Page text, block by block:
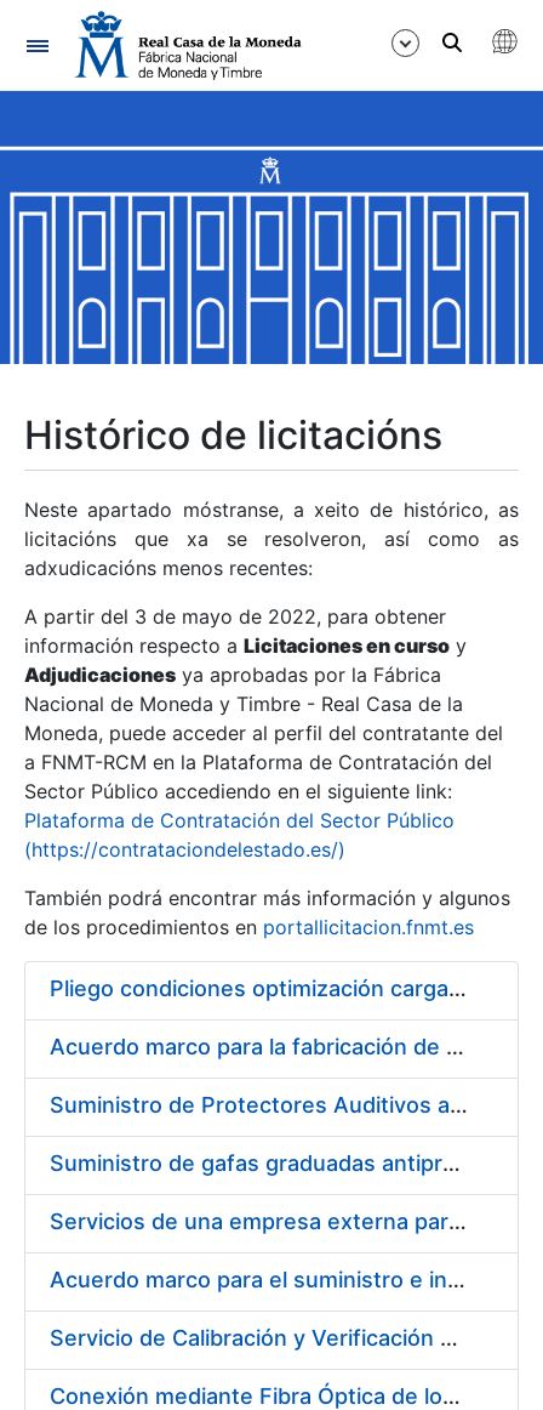
Navegación
Mostrar/Ocultar
Mostrar/Ocultar
Mostrar/Ocultar
Mostrar/Ocultar
Mostrar/Ocultar
Mostrar/Ocultar
Mostrar/Ocultar
Histórico de licitacións
Neste apartado móstranse, a xeito de histórico, as
licitacións que xa se resolveron, así como as
adxudicacións menos recentes:
A partir del 3 de mayo de 2022, para obtener
información respecto a Licitaciones en curso y
Adjudicaciones ya aprobadas por la Fábrica
Nacional de Moneda y Timbre - Real Casa de la
Moneda, puede acceder al perfil del contratante del
a FNMT-RCM en la Plataforma de Contratación del
Sector Público accediendo en el siguiente link:
Plataforma de Contratación del Sector Público
(https://contrataciondelestado.es/)
También podrá encontrar más información y algunos
de los procedimientos en portallicitacion.fnmt.es
Pliego condiciones optimización cargas compras firmado
Acuerdo marco para la fabricación de piezas
Suministro de Protectores Auditivos a medida para las personas trabajadoras de los Centros de Trabajo de Madrid y Burgos
Suministro de gafas graduadas antiproyecciones para los trabajadores de la FNMT-RCM en los centros de trabajo de Madrid y Burgos
Servicios de una empresa externa para el asesoramiento y resolución de los recursos de alzada que se presentan relacionados con procesos de selección para la FNMT-RCM
Acuerdo marco para el suministro e instalación de persianas, estores y otros complementos
Servicio de Calibración y Verificación Externa de los Equipos de Medición del Servicio de Prevención de la FNMT-RCM
Conexión mediante Fibra Óptica de los Centros de Proceso de Datos (CPDs) de las sedes de la FNMT-RCM de Burgos y Madrid